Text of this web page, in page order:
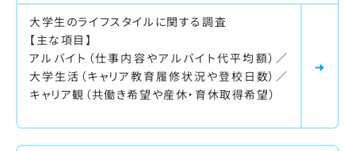
大学生のライフスタイルに関する調査
【主な項目】
アルバイト（仕事内容やアルバイト代平均額）／
大学生活（キャリア教育履修状況や登校日数）／
キャリア観（共働き希望や産休・育休取得希望）